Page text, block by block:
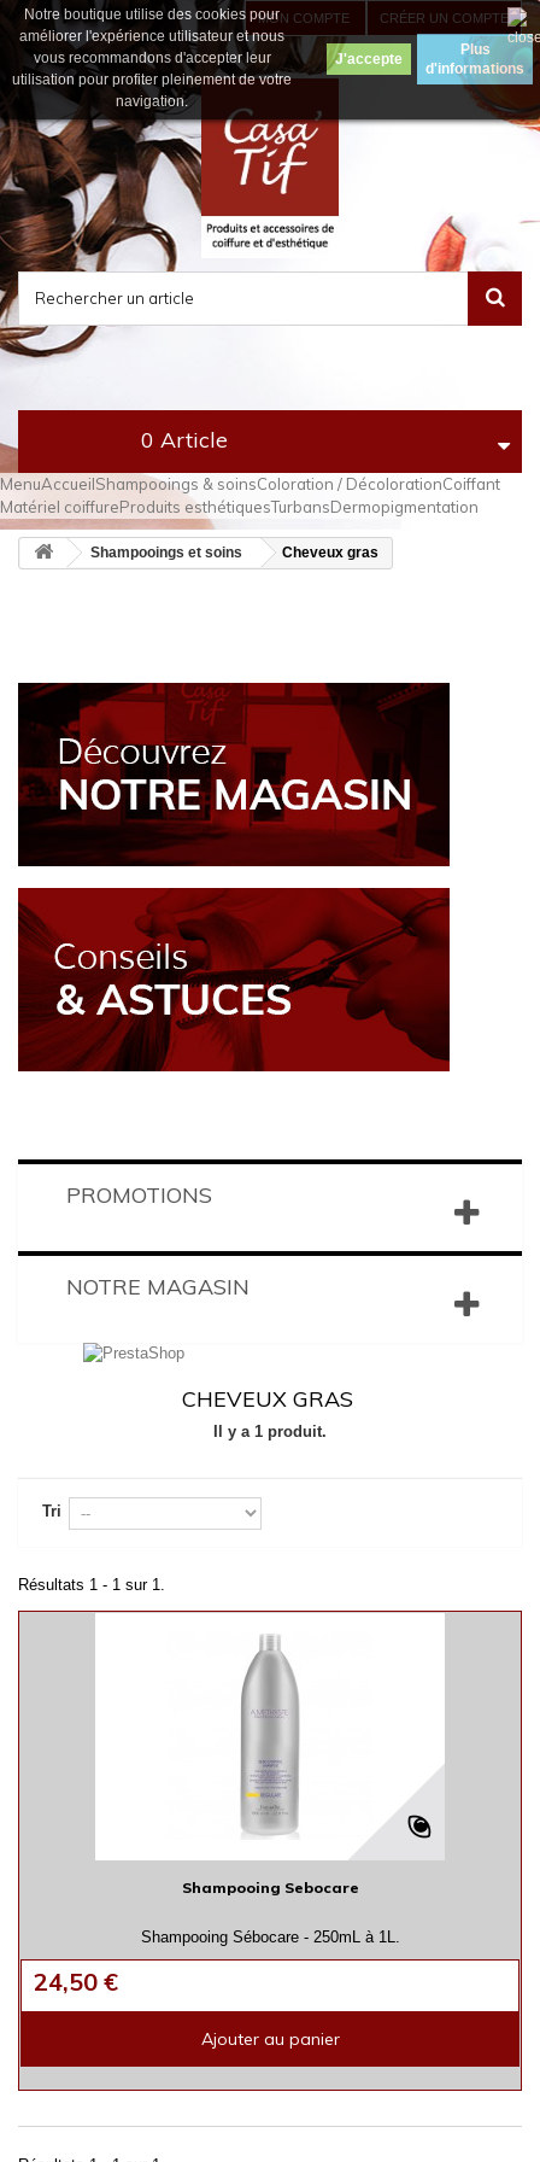
MON COMPTE CRÉER UN COMPTE
0 Article
Notre boutique utilise des cookies pour
améliorer l'expérience utilisateur et nous
vous recommandons d'accepter leur
utilisation pour profiter pleinement de votre
navigation.
Plus
d'informations
MenuAccueilShampooings & soinsColoration / DécolorationCoiffant
Matériel coiffureProduits esthétiquesTurbansDermopigmentation
Shampooings et soins Cheveux gras
PROMOTIONS
NOTRE MAGASIN
CHEVEUX GRAS
Il y a 1 produit.
Tri
Résultats 1 - 1 sur 1.
Shampooing Sebocare
Shampooing Sébocare - 250mL à 1L.
24,50 €
Ajouter au panier